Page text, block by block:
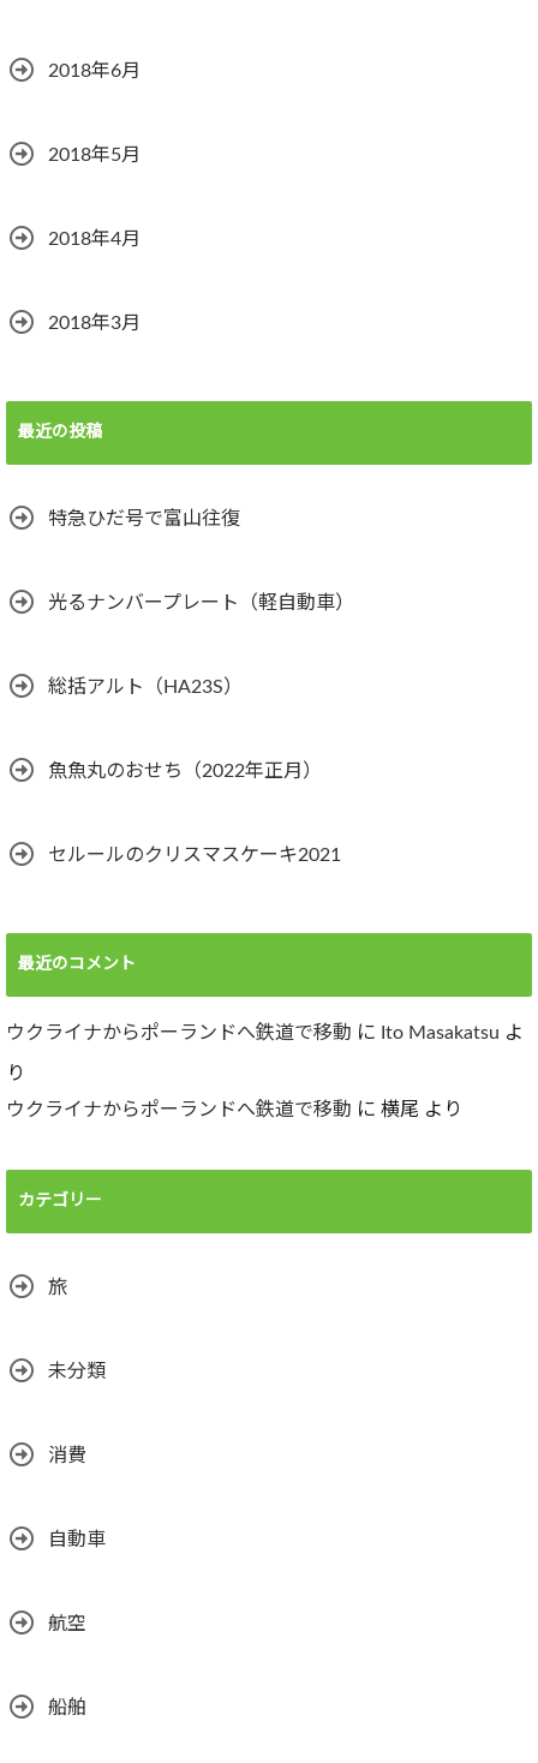
2018年6月
2018年5月
2018年4月
2018年3月
最近の投稿
特急ひだ号で富山往復
光るナンバープレート（軽自動車）
総括アルト（HA23S）
魚魚丸のおせち（2022年正月）
セルールのクリスマスケーキ2021
最近のコメント
ウクライナからポーランドへ鉄道で移動 に Ito Masakatsu よ
り
ウクライナからポーランドへ鉄道で移動 に 横尾 より
カテゴリー
旅
未分類
消費
自動車
航空
船舶